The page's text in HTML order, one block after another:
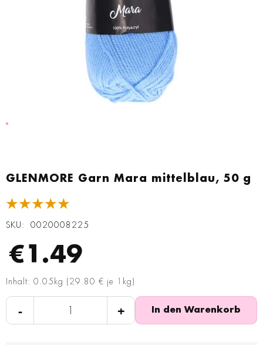
GLENMORE Garn Mara mittelblau, 50 g
★★★★★
SKU 0020008225
€1.49
Inhalt: 0.05kg (29.80 € je 1kg)
- + In den Warenkorb
Anfang
Bildgalerie